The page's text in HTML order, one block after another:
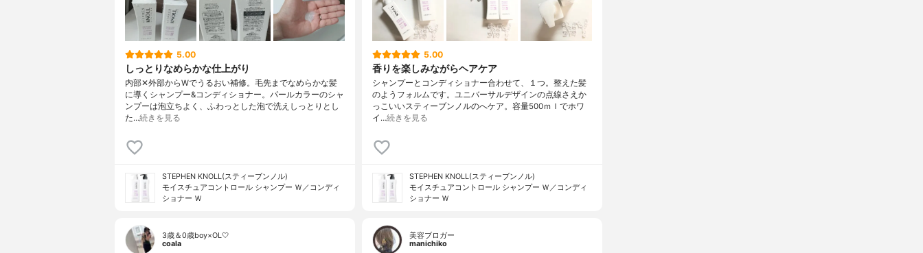
5.00
しっとりなめらかな仕上がり
内部✕外部からWでうるおい補修。毛先までなめらかな髪
に導くシャンプー&コンディショナー。パールカラーのシャ
ンプーは泡立ちよく、ふわっとした泡で洗えしっとりとし
た…続きを見る
STEPHEN KNOLL(スティーブンノル)
モイスチュアコントロール シャンプー Ｗ／コンディ
ショナー Ｗ
5.00
香りを楽しみながらヘアケア
シャンプーとコンディショナー合わせて、１つ。整えた髪
のようフォルムです。ユニバーサルデザインの点線さえか
っこいいスティーブンノルのへケア。容量500ｍｌでホワ
イ…続きを見る
STEPHEN KNOLL(スティーブンノル)
モイスチュアコントロール シャンプー Ｗ／コンディ
ショナー Ｗ
3歳＆0歳boy×OL🤍
coala
美容ブロガー
manichiko